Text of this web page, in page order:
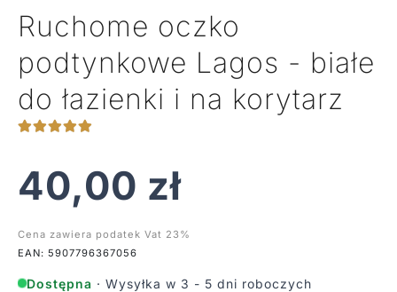
Ruchome oczko
podtynkowe Lagos - białe
do łazienki i na korytarz
40,00 zł
Cena zawiera podatek Vat 23%
EAN: 5907796367056
Dostępna · Wysyłka w 3 - 5 dni roboczych